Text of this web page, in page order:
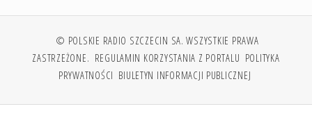
© POLSKIE RADIO SZCZECIN SA. WSZYSTKIE PRAWA
ZASTRZEŻONE. REGULAMIN KORZYSTANIA Z PORTALU POLITYKA
PRYWATNOŚCI BIULETYN INFORMACJI PUBLICZNEJ